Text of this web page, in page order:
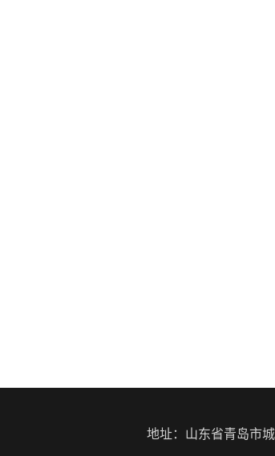
地址：山东省青岛市